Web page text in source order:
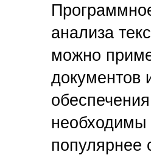
анализа
можно
документов
необходимы
популярнее